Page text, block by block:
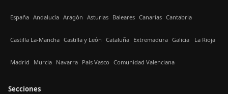
España Andalucía Aragón Asturias Baleares Canarias Cantabria
Castilla La-Mancha Castilla y León Cataluña Extremadura Galicia La Rioja
Madrid Murcia Navarra País Vasco Comunidad Valenciana
Secciones